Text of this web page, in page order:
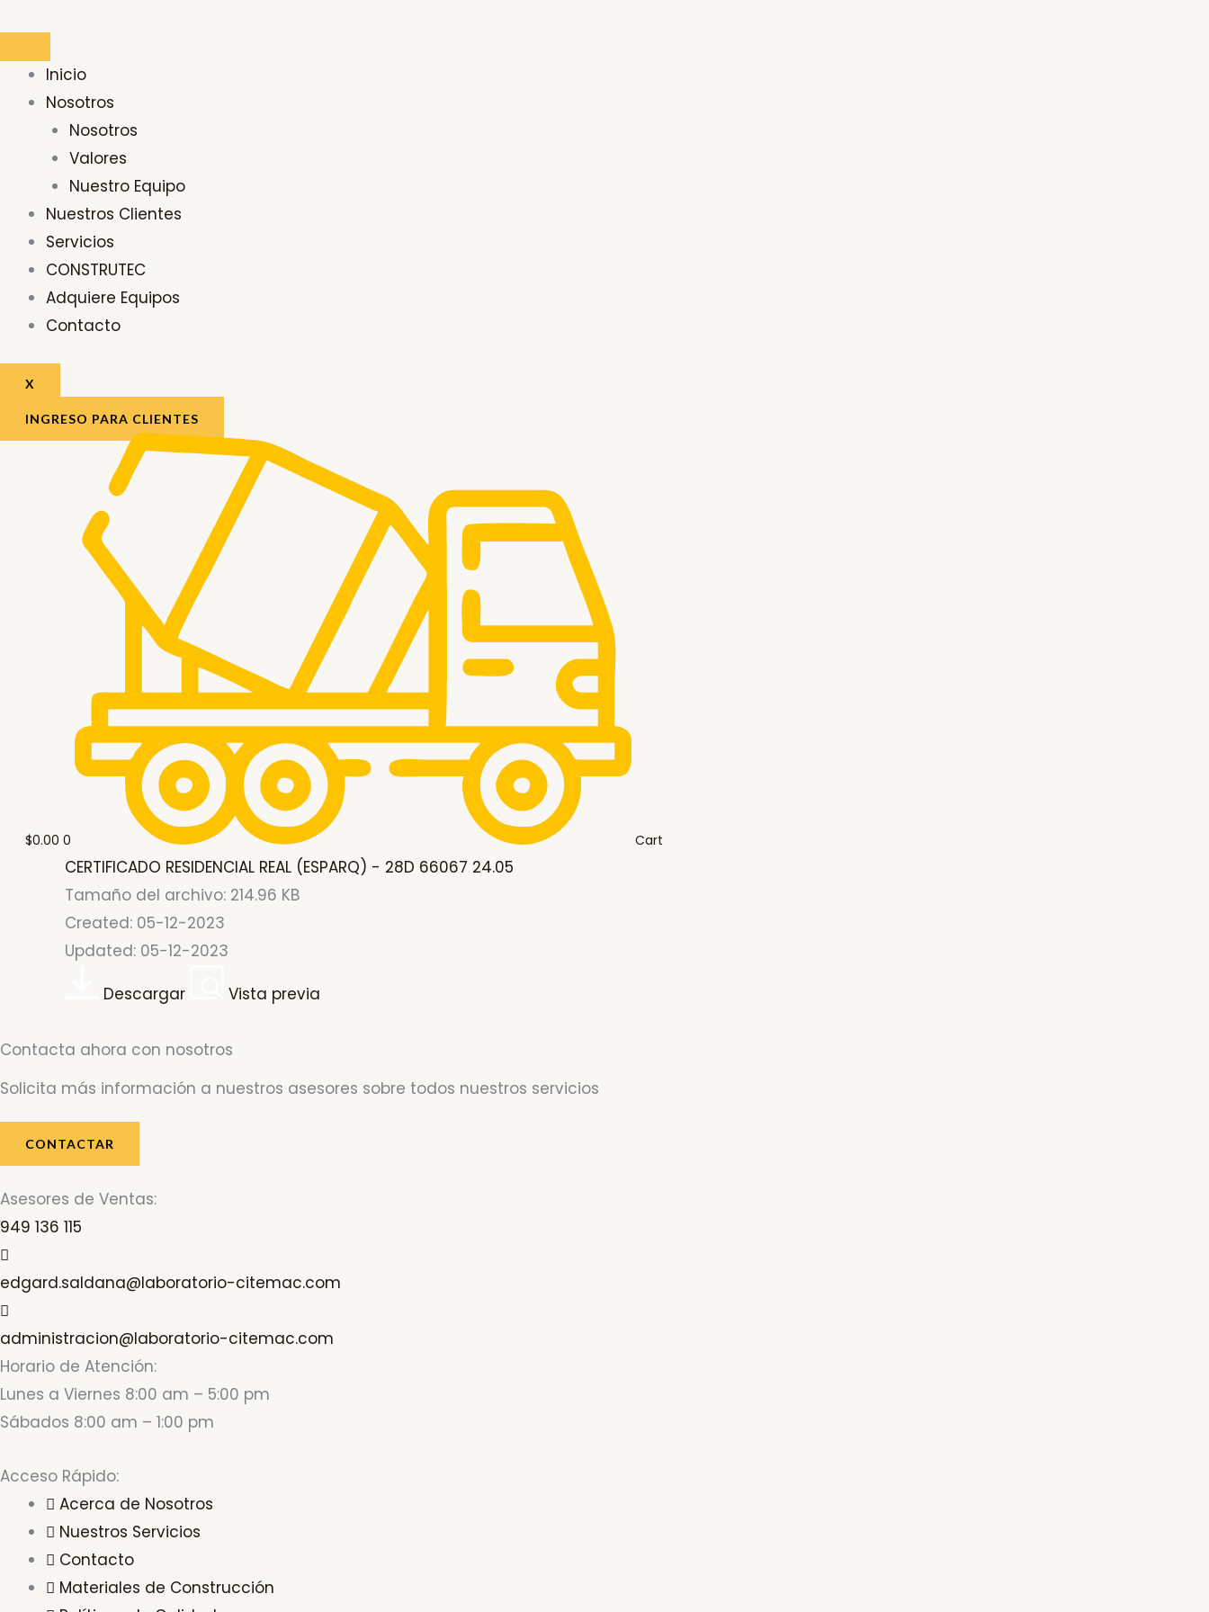
contenido
Inicio
Nosotros
Nosotros
Valores
Nuestro Equipo
Nuestros Clientes
Servicios
CONSTRUTEC
Adquiere Equipos
Contacto
X
INGRESO PARA CLIENTES
$0.00 0 Cart
CERTIFICADO RESIDENCIAL REAL (ESPARQ) - 28D 66067 24.05
Tamaño del archivo: 214.96 KB
Created: 05-12-2023
Updated: 05-12-2023
Descargar
Vista previa
Contacta ahora con nosotros
Solicita más información a nuestros asesores sobre todos nuestros servicios
CONTACTAR
Asesores de Ventas:
949 136 115
edgard.saldana@laboratorio-citemac.com
administracion@laboratorio-citemac.com
Horario de Atención:
Lunes a Viernes 8:00 am – 5:00 pm
Sábados 8:00 am – 1:00 pm
Acceso Rápido:
Acerca de Nosotros
Nuestros Servicios
Contacto
Materiales de Construcción